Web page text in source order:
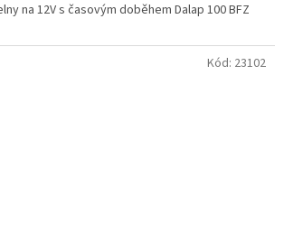
na 12V s časovým doběhem Dalap 100 BFZ
Kód: 23102